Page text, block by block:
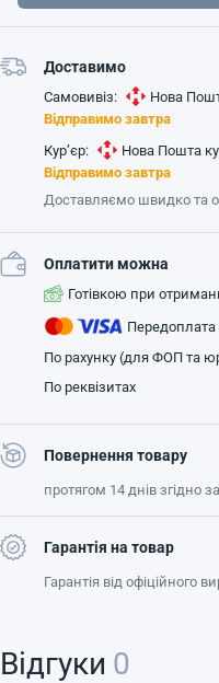
Доставимо
Самовивіз:
Нова
Відправимо завтра
Кур’єр:
Нова Пошта
Відправимо завтра
Доставляємо швидко та
Оплатити можна
Готівкою при
По рахунку (для ФОП та
По реквізитах
Повернення товару
протягом 14 днів згідно
Гарантія на товар
Гарантія від офіційного
Відгуки 0